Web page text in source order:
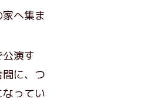
へ集ま
演す
に、つ
ってい